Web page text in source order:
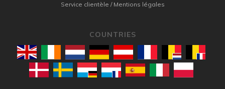
Service clientèle / Mentions légales
COUNTRIES